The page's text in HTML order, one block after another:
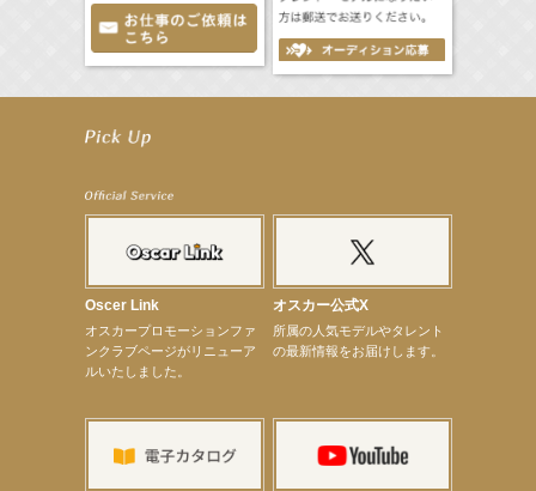
【笛木優子】8月13日（木）ドラマ『大空港〜GATE24〜』ゲスト出演決定！
【elfin’】7thシングル『全世界』がFMたいはくでO.A.決定♪
【elfin’】7thシングル『全世界』がFM-UUでO.A.決定♪
【elfin’】7thシングル『全世界』がFM TANABEでO.A.決定♪
【昆虫ハンター牧田習】8月13日（木）プライムツリー赤池「ふれあい昆虫フェスティバル」トーク
ショーゲスト出演！
【井頭愛海】『小さなお葬式』TV-CM出演！
【定本楓馬】WEB DIGVII 連載企画『東京23時』に登場！
【上戸彩】サントリー「−196」新CM出演！
【elfin’】【小倉舞子】8月9日（日）「MxM’s produce event vol.14」に出演決定！
Oscer Link
オスカープロモーションファ
ンクラブページがリニューア
ルいたしました。
オスカー公式X
所属の人気モデルやタレント
の最新情報をお届けします。